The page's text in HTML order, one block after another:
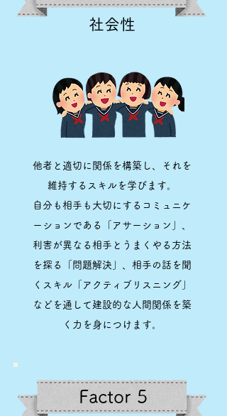
社会性
他者と適切に関係を構築し、それを
維持するスキルを学びます。
自分も相手も大切にするコミュニケ
ーションである「アサーション」、
利害が異なる相手とうまくやる方法
を探る「問題解決」、相手の話を聞
くスキル「アクティブリスニング」
などを通して建設的な人間関係を築
く力を身につけます。
Factor 5